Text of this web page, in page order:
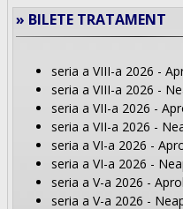
» BILETE TRATAMENT
seria a VIII-a 2026 -
seria a VIII-a 2026 -
seria a VII-a 2026 -
seria a VII-a 2026 -
seria a VI-a 2026 -
seria a VI-a 2026 -
seria a V-a 2026 -
seria a V-a 2026 -